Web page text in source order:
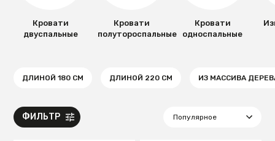
Кровати
двуспальные
Кровати
полутороспальные
Кровати
односпальные
ДЛИНОЙ 180 СМ ДЛИНОЙ 220 СМ ИЗ МАССИВА
ФИЛЬТР